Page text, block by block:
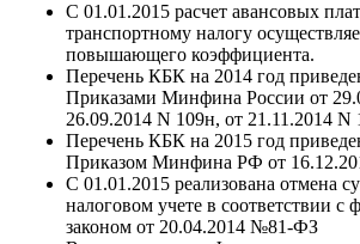
С 01.01.2015 расчет авансовых
транспортному налогу
повышающего коэффициента.
Перечень КБК на 2014 год
Приказами Минфина России от
26.09.2014 N 109н, от 21.11.2014 N
Перечень КБК на 2015 год
Приказом Минфина РФ от
С 01.01.2015 реализована отмена
налоговом учете в соответствии с
законом от 20.04.2014 №81-ФЗ